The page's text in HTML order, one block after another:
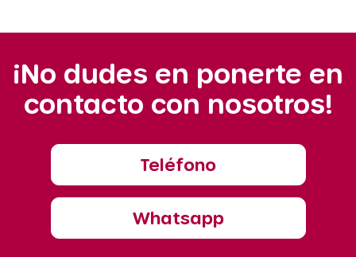
¡No dudes en ponerte en
contacto con nosotros!
Teléfono
Whatsapp